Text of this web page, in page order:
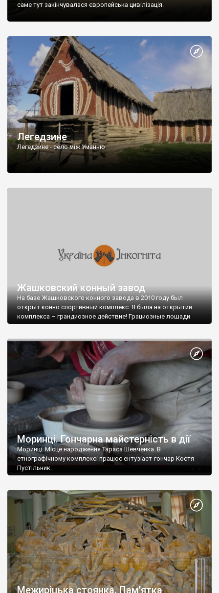
саме тут закінчувалася європейська цивілізація.
Легедзине
Легедзине - село між Уманню
Жашковский конный завод
На базе Жашковского конного завода в 2010 году был
открыт конно спортивный комплекс. Я была на открытии
комплекса – грандиозное действие! Грациозные лошади
показывали зрителям свои умения.
Моринці. Гончарна майстерність в дії
Моринці. Місце народження Тараса Шевченка. В
етнографічному комплексі працює ентузіаст-гончар Костя
Пустільник.
Межиріцька стоянка. Пам’ятка